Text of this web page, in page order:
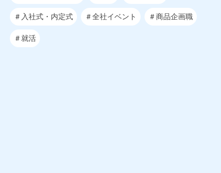
＃入社式・内定式 ＃全社イベント ＃商品企画職
＃就活